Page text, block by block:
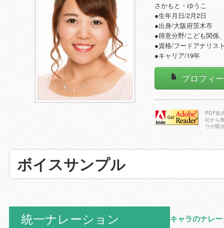
さかもと・ゆうこ
●生年月日/2月2日
●出身/大阪府茨木市
●得意分野/こども関係
●資格/フードアナリス
●キャリア/19年
プロフィ
ドする
PDF形
社から
ウが開
ボイスサンプル
統一ナレーション キャラのナレ